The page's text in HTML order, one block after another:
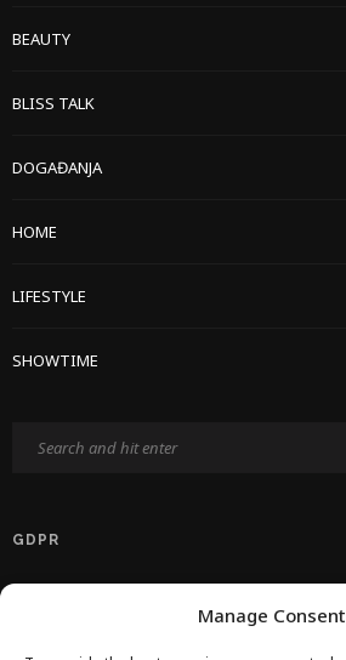
Manage Consent
BEAUTY
BLISS TALK
DOGAĐANJA
HOME
LIFESTYLE
SHOWTIME
GDPR